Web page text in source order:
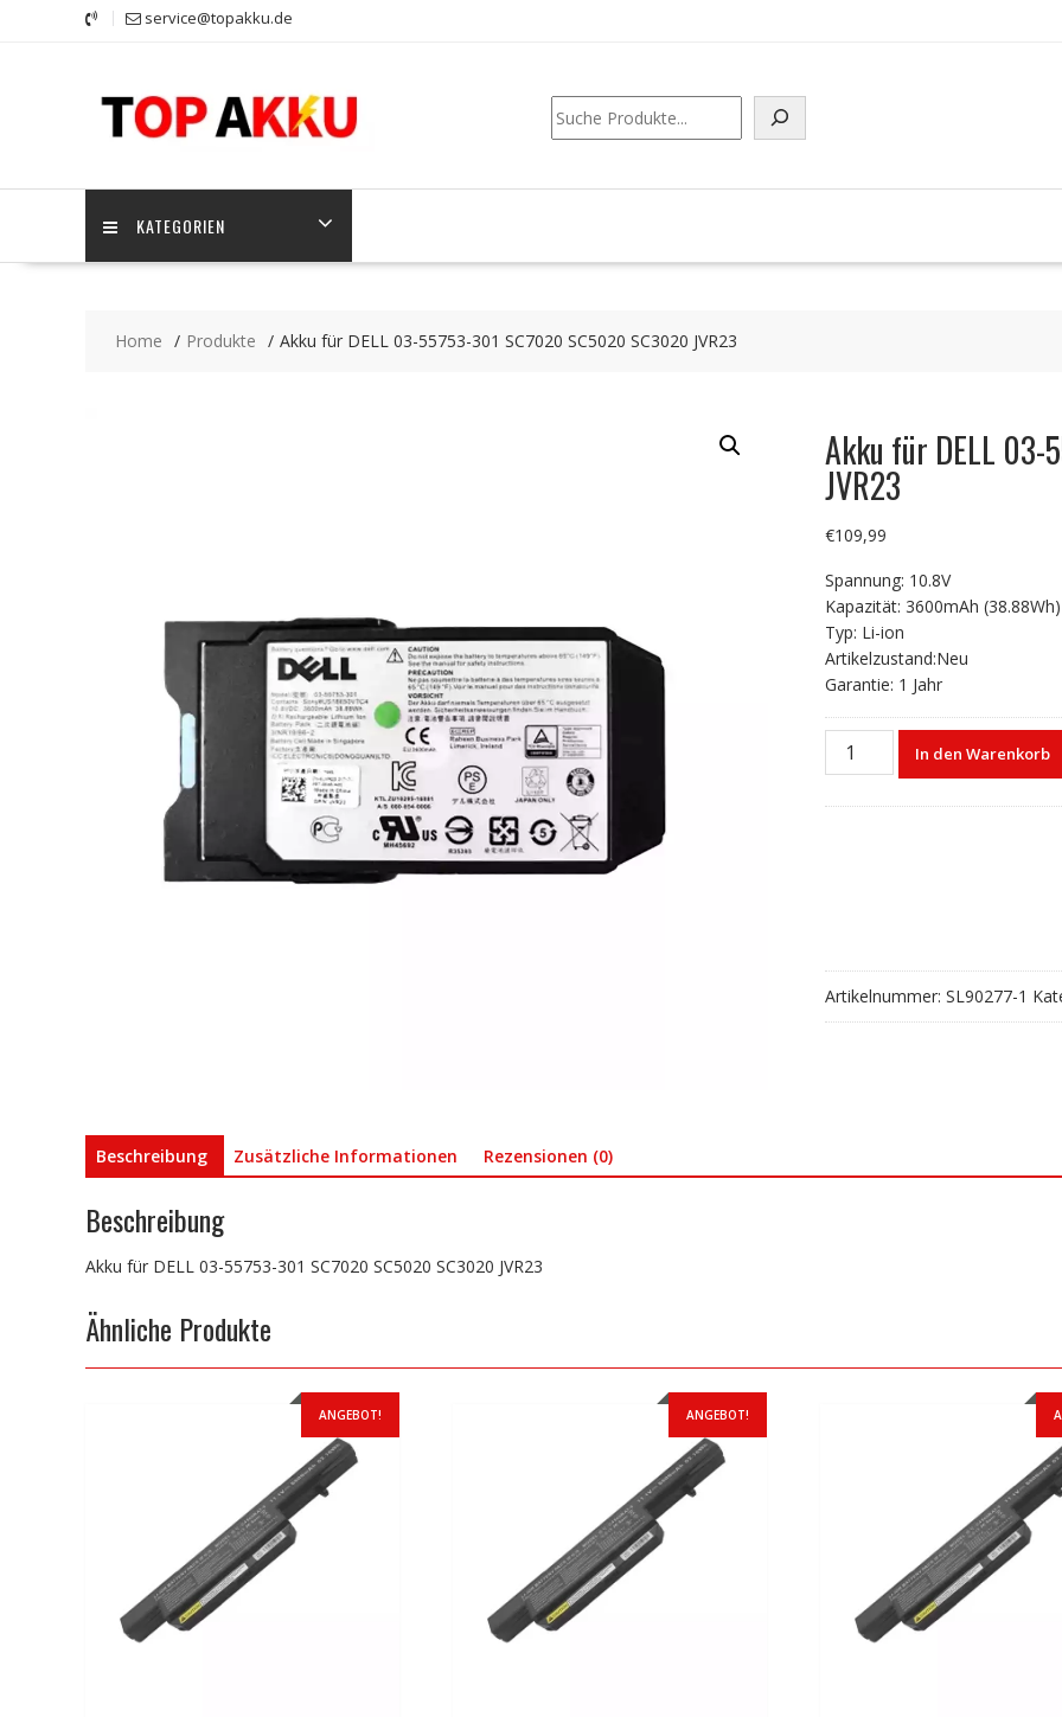
service@topakku.de
Suchen
KATEGORIEN
Home Produkte Akku für DELL 03-55753-301 SC7020 SC5020 SC3020 JVR23
Akku für DELL 03-
JVR23
€109,99
Spannung: 10.8V
Kapazität: 3600mAh (38.88Wh)
Typ: Li-ion
Artikelzustand:Neu
Garantie: 1 Jahr
Akku
JVR23
Menge
In den Warenkorb
Artikelnummer: SL90277-1
Beschreibung Zusätzliche Informationen Rezensionen (0)
Beschreibung
Akku für DELL 03-55753-301 SC7020 SC5020 SC3020 JVR23
Ähnliche Produkte
ANGEBOT! ANGEBOT!